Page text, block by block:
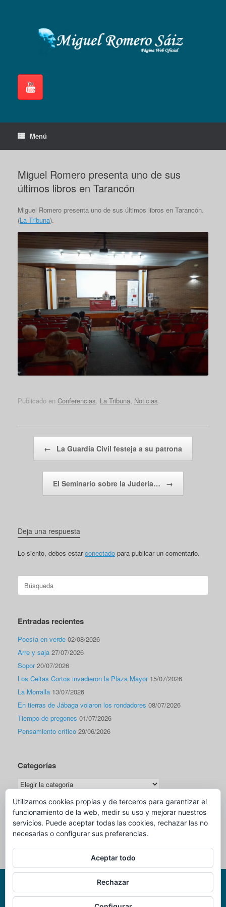
Menú
Miguel Romero presenta uno de sus
últimos libros en Tarancón
Miguel Romero presenta uno de sus últimos libros en Tarancón.
(La Tribuna).
Publicado en Conferencias, La Tribuna, Noticias.
← La Guardia Civil festeja a su patrona
El Seminario sobre la Judería… →
Deja una respuesta
Lo siento, debes estarconectado para publicar un comentario.
Entradas recientes
Poesía en verde 02/08/2026
Arre y saja 27/07/2026
Sopor 20/07/2026
Los Celtas Cortos invadieron la Plaza Mayor 15/07/2026
La Morralla 13/07/2026
En tierras de Jábaga volaron los rondadores 08/07/2026
Tiempo de pregones 01/07/2026
Pensamiento crítico 29/06/2026
Categorías
Categorías
Traductor
Utilizamos cookies propias y de terceros para garantizar el
funcionamiento de la web, medir su uso y mejorar nuestros
servicios. Puede aceptar todas las cookies, rechazar las no
necesarias o configurar sus preferencias.
Aceptar todo
Rechazar